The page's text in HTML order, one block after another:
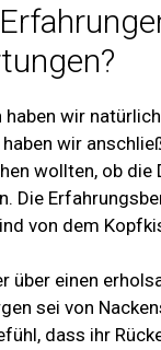
haben wir
wir
wollten, ob
Die
von dem
über einen
sei von
dass ihr